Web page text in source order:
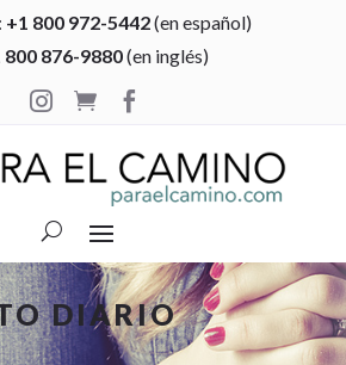
+1 800 972-5442(en español)
800 876-9880(en inglés)

 
DIARIO